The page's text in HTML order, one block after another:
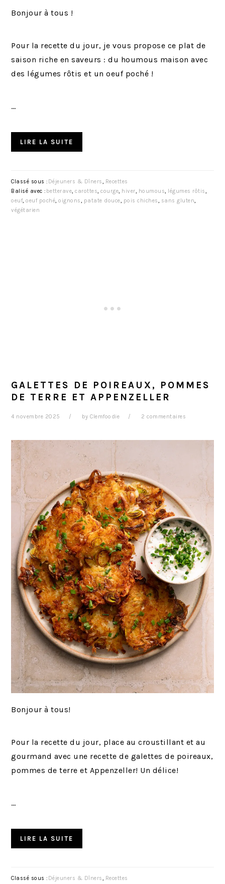
Bonjour à tous !
Pour la recette du jour, je vous propose ce plat de
saison riche en saveurs : du houmous maison avec
des légumes rôtis et un oeuf poché !
…
LIRE LA SUITE
Classé sous : Déjeuners & Dîners
Recettes
Balisé avec : betterave ,carottes ,courge hiver houmous légumes rôtis
oeuf,oeuf poché ,oignons patate douce pois chiches sans gluten
végétarien
GALETTES DE POIREAUX, POMMES
DE TERRE ET APPENZELLER
4 novembre 2025 byClemfoodie 2 commentaires
Bonjour à tous!
Pour la recette du jour, place au croustillant et au
gourmand avec une recette de galettes de poireaux,
pommes de terre et Appenzeller! Un délice!
…
LIRE LA SUITE
Classé sous : Déjeuners & Dîners, Recettes